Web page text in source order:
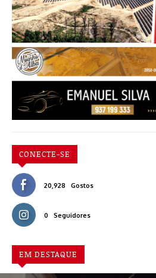
CONECTE-SE
20,928 Gostos
0 Seguidores
EM DESTAQUE